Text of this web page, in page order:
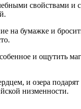
свойствами и
на бумажке и
и ощутить
и озера
низменности.